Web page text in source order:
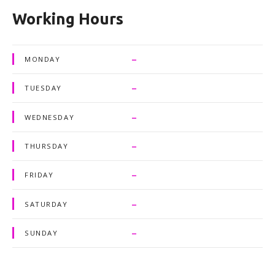
Working Hours
MONDAY –
TUESDAY –
WEDNESDAY –
THURSDAY –
FRIDAY –
SATURDAY –
SUNDAY –